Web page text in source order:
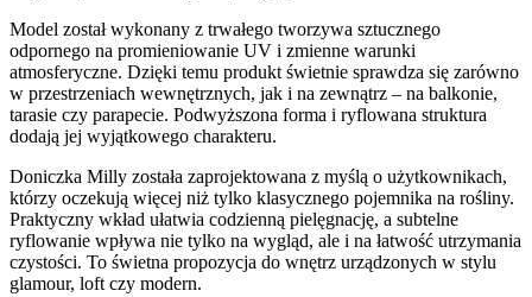
Model został wykonany z trwałego tworzywa sztucznego
odpornego na promieniowanie UV i zmienne warunki
atmosferyczne. Dzięki temu produkt świetnie sprawdza się zarówno
w przestrzeniach wewnętrznych, jak i na zewnątrz – na balkonie,
tarasie czy parapecie. Podwyższona forma i ryflowana struktura
dodają jej wyjątkowego charakteru.
Doniczka Milly została zaprojektowana z myślą o użytkownikach,
którzy oczekują więcej niż tylko klasycznego pojemnika na rośliny.
Praktyczny wkład ułatwia codzienną pielęgnację, a subtelne
ryflowanie wpływa nie tylko na wygląd, ale i na łatwość utrzymania
czystości. To świetna propozycja do wnętrz urządzonych w stylu
glamour, loft czy modern.